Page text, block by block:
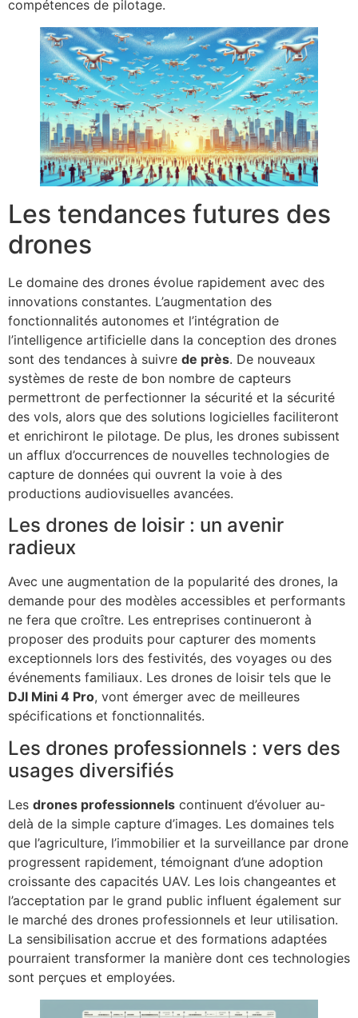
compétences de pilotage.
Les tendances futures des
drones
Le domaine des drones évolue rapidement avec des
innovations constantes. L’augmentation des
fonctionnalités autonomes et l’intégration de
l’intelligence artificielle dans la conception des drones
sont des tendances à suivre de près. De nouveaux
systèmes de reste de bon nombre de capteurs
permettront de perfectionner la sécurité et la sécurité
des vols, alors que des solutions logicielles faciliteront
et enrichiront le pilotage. De plus, les drones subissent
un afflux d’occurrences de nouvelles technologies de
capture de données qui ouvrent la voie à des
productions audiovisuelles avancées.
Les drones de loisir : un avenir
radieux
Avec une augmentation de la popularité des drones, la
demande pour des modèles accessibles et performants
ne fera que croître. Les entreprises continueront à
proposer des produits pour capturer des moments
exceptionnels lors des festivités, des voyages ou des
événements familiaux. Les drones de loisir tels que le
DJI Mini 4 Pro, vont émerger avec de meilleures
spécifications et fonctionnalités.
Les drones professionnels : vers des
usages diversifiés
Les drones professionnels continuent d’évoluer au-
delà de la simple capture d’images. Les domaines tels
que l’agriculture, l’immobilier et la surveillance par drone
progressent rapidement, témoignant d’une adoption
croissante des capacités UAV. Les lois changeantes et
l’acceptation par le grand public influent également sur
le marché des drones professionnels et leur utilisation.
La sensibilisation accrue et des formations adaptées
pourraient transformer la manière dont ces technologies
sont perçues et employées.